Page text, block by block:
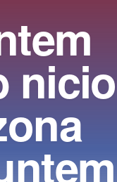
nicio